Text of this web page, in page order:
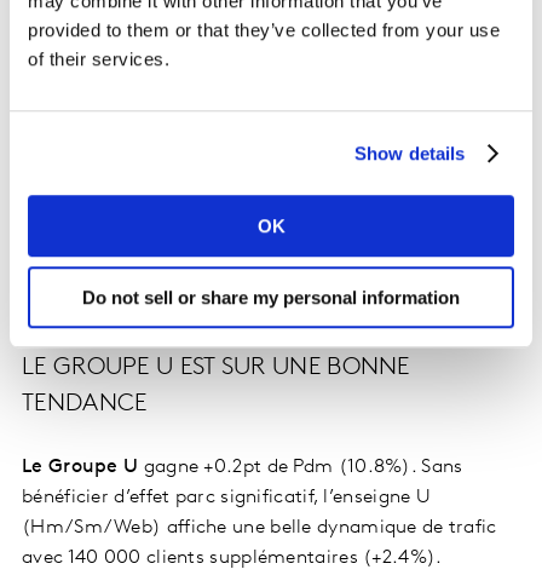
provided to them or that they’ve collected from your use
of their services.
Show details
OK
Do not sell or share my personal information
REBOND DU GROUPE CARREFOUR
Le Groupe Carrefouraffiche un rebond de +0.2pt de sa
Pdm avec une progression équilibrée entre ses formats
2019 dans un contexte de développement des
investissements publi promotionnels et de stabilité du
parc de magasins HM/SM.
LE GROUPE U EST SUR UNE BONNE
TENDANCE
Le Groupe U gagne +0.2pt de Pdm (10.8%). Sans
bénéficier d’effet parc significatif, l’enseigne U
(Hm/Sm/Web) affiche une belle dynamique de trafic
avec 140 000 clients supplémentaires (+2.4%).